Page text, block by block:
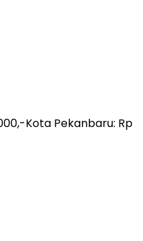
Kota Pekanbaru: Rp